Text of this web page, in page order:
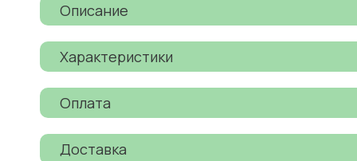
Описание
Характеристики
Оплата
Доставка